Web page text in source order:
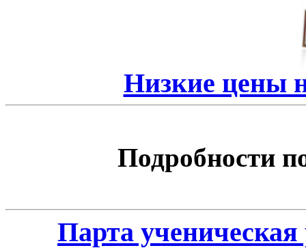
Низкие цены
Подробности
Парта